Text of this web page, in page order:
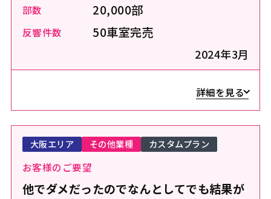
部数 20,000部
反響件数 50車室完売
2024年3月
詳細を見る
お客様のご要望
他でダメだったのでなんとしてでも結果が
大阪エリア その他業種 カスタムプラン